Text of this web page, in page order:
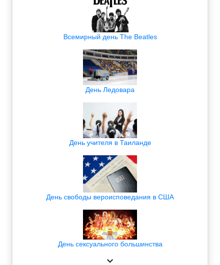
Всемирный день The Beatles
День Ледовара
День учителя в Таиланде
День свободы вероисповедания в США
День сексуального большинства